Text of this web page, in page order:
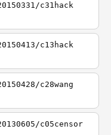
c31hack
c13hack
c28wang
c05censor